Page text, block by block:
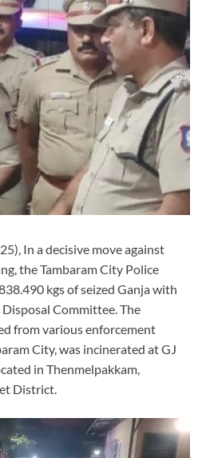
In a decisive move against
the Tambaram City Police
kgs of seized Ganja with
Committee. The
from various enforcement
City, was incinerated at GJ
in Thenmelpakkam,
District.